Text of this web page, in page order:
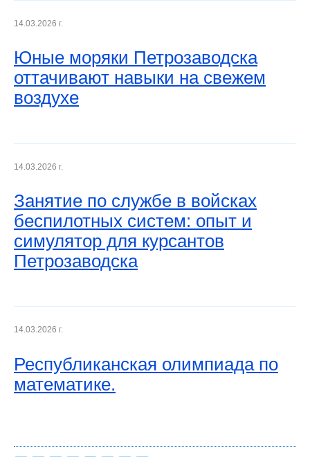
14.03.2026 г.
Юные моряки Петрозаводска
оттачивают навыки на свежем
воздухе
14.03.2026 г.
Занятие по службе в войсках
беспилотных систем: опыт и
симулятор для курсантов
Петрозаводска
14.03.2026 г.
Республиканская олимпиада по
математике.